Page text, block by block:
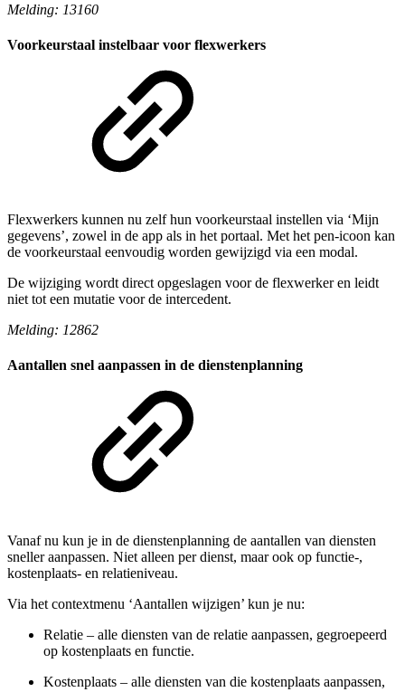
Melding: 13160
Voorkeurstaal instelbaar voor flexwerkers
Flexwerkers kunnen nu zelf hun voorkeurstaal instellen via ‘Mijn
gegevens’, zowel in de app als in het portaal. Met het pen-icoon kan
de voorkeurstaal eenvoudig worden gewijzigd via een modal.
De wijziging wordt direct opgeslagen voor de flexwerker en leidt
niet tot een mutatie voor de intercedent.
Melding: 12862
Aantallen snel aanpassen in de dienstenplanning
Vanaf nu kun je in de dienstenplanning de aantallen van diensten
sneller aanpassen. Niet alleen per dienst, maar ook op functie-,
kostenplaats- en relatieniveau.
Via het contextmenu ‘Aantallen wijzigen’ kun je nu:
Relatie – alle diensten van de relatie aanpassen, gegroepeerd
op kostenplaats en functie.
Kostenplaats – alle diensten van die kostenplaats aanpassen,